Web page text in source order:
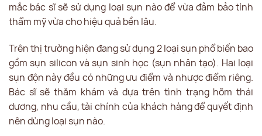
mắc bác sĩ sẽ sử dụng loại sụn nào để vừa đảm bảo tính
thẩm mỹ vừa cho hiệu quả bền lâu.
Trên thị trường hiện đang sử dụng 2 loại sụn phổ biến bao
gồm sụn silicon và sụn sinh học (sụn nhân tạo). Hai loại
sụn độn này đều có những ưu điểm và nhược điểm riêng.
Bác sĩ sẽ thăm khám và dựa trên tình trạng hõm thái
dương, nhu cầu, tài chính của khách hàng để quyết định
nên dùng loại sụn nào.